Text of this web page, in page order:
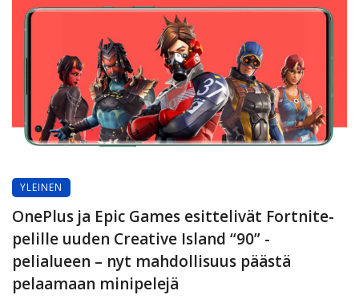
YLEINEN
OnePlus ja Epic Games esittelivät Fortnite-
pelille uuden Creative Island “90” -
pelialueen – nyt mahdollisuus päästä
pelaamaan minipelejä